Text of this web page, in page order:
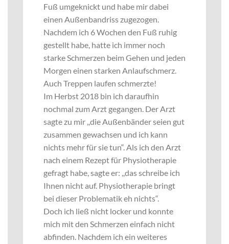
Fuß umgeknickt und habe mir dabei
einen Außenbandriss zugezogen.
Nachdem ich 6 Wochen den Fuß ruhig
gestellt habe, hatte ich immer noch
starke Schmerzen beim Gehen und jeden
Morgen einen starken Anlaufschmerz.
Auch Treppen laufen schmerzte!
Im Herbst 2018 bin ich daraufhin
nochmal zum Arzt gegangen. Der Arzt
sagte zu mir ,,die Außenbänder seien gut
zusammen gewachsen und ich kann
nichts mehr für sie tun“. Als ich den Arzt
nach einem Rezept für Physiotherapie
gefragt habe, sagte er: ,,das schreibe ich
Ihnen nicht auf. Physiotherapie bringt
bei dieser Problematik eh nichts“.
Doch ich ließ nicht locker und konnte
mich mit den Schmerzen einfach nicht
abfinden. Nachdem ich ein weiteres